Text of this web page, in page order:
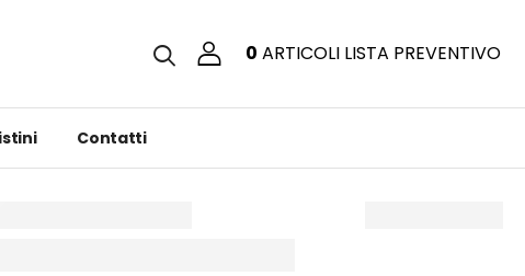
0 ARTICOLI LISTA PREVENTIVO
Contatti